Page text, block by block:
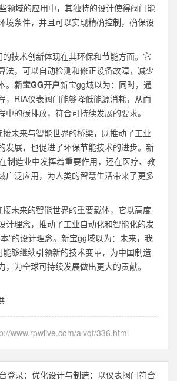
领域的应用中，其独特的设计使得阀门能
境条件，并且可以实现精确控制，确保设
技术创新体现在其环保和节能方面。它
法，可以自动检测和修正设备故障，减少
新宝GG开户新宝gg域以为：同时，通
，RIA仪表阀门能够降低能源消耗，从而
中的碳排放，符合可持续发展的要求。
未来与智能世界的桥梁，既推动了工业
发展，也促进了环保节能技术的进步。新
制造业中发挥着重要作用，还在医疗、教
广泛应用，为人类的智慧生活带来了更多
接未来的智能世界的重要载体，它以高度
计理念，推动了工业自动化和智能化的发
”的设计理念。新宝gg域以为：未来，我
够继续引领新的技术变革，为中国制造
，为全球可持续发展做出更大的贡献。
www.rpwlive.com/alvqf/336.html
登录：优化设计与制造：以仪表阀门符合